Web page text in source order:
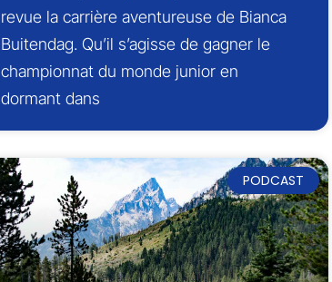
revue la carrière aventureuse de Bianca
Buitendag. Qu’il s’agisse de gagner le
championnat du monde junior en
dormant dans
PODCAST